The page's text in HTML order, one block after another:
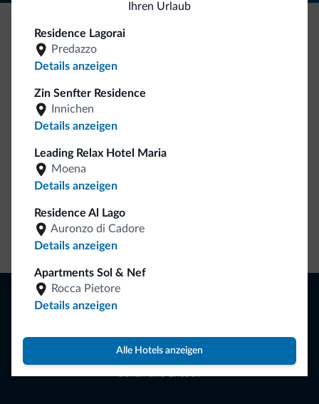
Ihren Urlaub
Residence Lagorai
Predazzo
Details anzeigen
Zin Senfter Residence
Innichen
Details anzeigen
Leading Relax Hotel Maria
Moena
Details anzeigen
Residence Al Lago
Auronzo di Cadore
Details anzeigen
Apartments Sol & Nef
Rocca Pietore
Details anzeigen
Alle Hotels anzeigen
Seien Sie originell, entdecken Sie die neue
Kollektion
So viele von Ihnen haben uns gefragt. Die neue Kollektion
von Dolomiti.it ist da!
Angebote
Sehen und Erleben